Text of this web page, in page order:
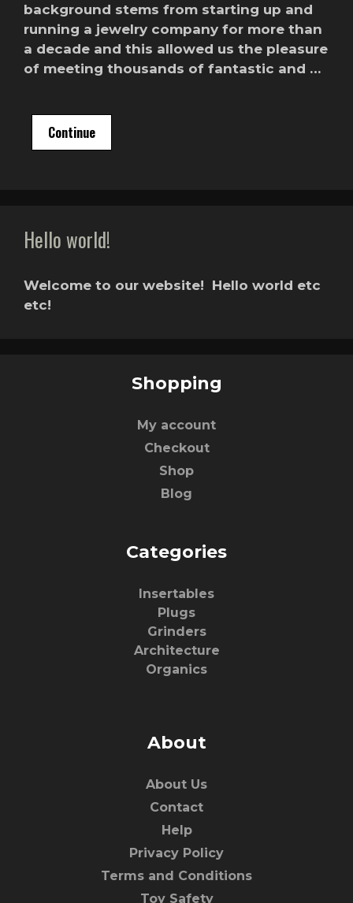
background stems from starting up and
running a jewelry company for more than
a decade and this allowed us the pleasure
of meeting thousands of fantastic and …
Continue
Hello world!
Welcome to our website! Hello world etc
etc!
Shopping
My account
Checkout
Shop
Blog
Categories
Insertables
Plugs
Grinders
Architecture
Organics
About
About Us
Contact
Help
Privacy Policy
Terms and Conditions
Toy Safety